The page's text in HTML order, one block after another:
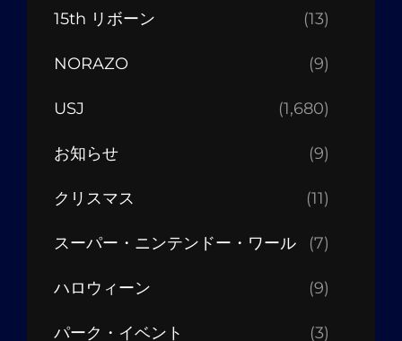
15th リボーン (13)
NORAZO (9)
USJ (1,680)
お知らせ (9)
クリスマス (11)
スーパー・ニンテンドー・ワール (7)
ハロウィーン (9)
パーク・イベント (3)